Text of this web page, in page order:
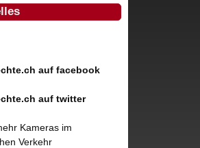
auf facebook
auf twitter
Kameras im
Verkehr